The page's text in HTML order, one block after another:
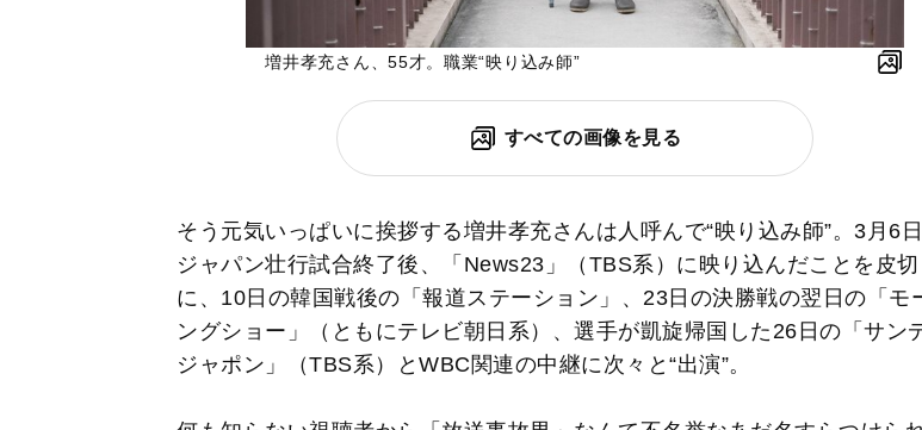
増井孝充さん、55才。職業“映り込み師”
すべての画像を見る
そう元気いっぱいに挨拶する増井孝充さんは人呼んで“映り込み師”。3月6
ジャパン壮行試合終了後、「News23」（TBS系）に映り込んだことを皮切
に、10日の韓国戦後の「報道ステーション」、23日の決勝戦の翌日の「モ
ングショー」（ともにテレビ朝日系）、選手が凱旋帰国した26日の「サン
ジャポン」（TBS系）とWBC関連の中継に次々と“出演”。